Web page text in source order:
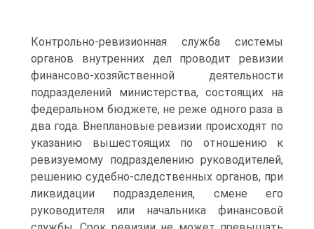
Контрольно-ревизионная служба системы
органов внутренних дел проводит ревизии
финансово-хозяйственной деятельности
подразделений министерства, состоящих на
федеральном бюджете, не реже одного раза в
два года. Внеплановые ревизии происходят по
указанию вышестоящих по отношению к
ревизуемому подразделению руководителей,
решению судебно-следственных органов, при
ликвидации подразделения, смене его
руководителя или начальника финансовой